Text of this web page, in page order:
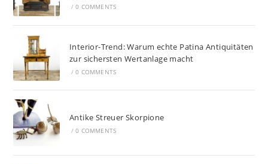
/ 0 COMMENTS
Interior-Trend: Warum echte Patina Antiquitäten
zur sichersten Wertanlage macht
/ 0 COMMENTS
Antike Streuer Skorpione
/ 0 COMMENTS